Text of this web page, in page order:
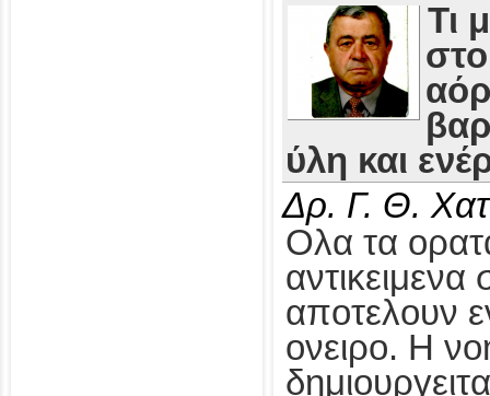
Τι
ύλη και
Δρ. Γ. Θ.
Ολα τα
αποτελουν
ονειρο. Η